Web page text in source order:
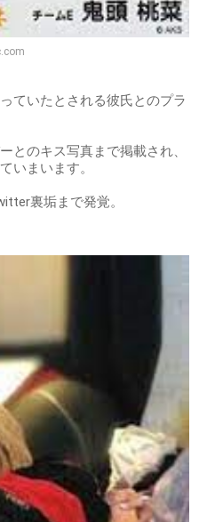
ていたとされる彼氏とのプラ
とのキス写真まで掲載され、
いまいます。
裏垢まで発覚。